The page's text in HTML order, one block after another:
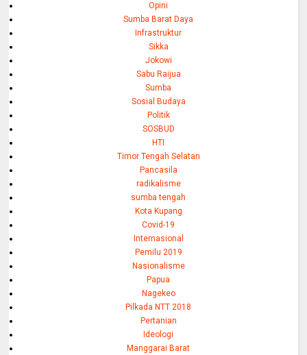
Opini
Sumba Barat Daya
Infrastruktur
Sikka
Jokowi
Sabu Raijua
Sumba
Sosial Budaya
Politik
SOSBUD
HTI
Timor Tengah Selatan
Pancasila
radikalisme
sumba tengah
Kota Kupang
Covid-19
Internasional
Pemilu 2019
Nasionalisme
Papua
Nagekeo
Pilkada NTT 2018
Pertanian
Ideologi
Manggarai Barat